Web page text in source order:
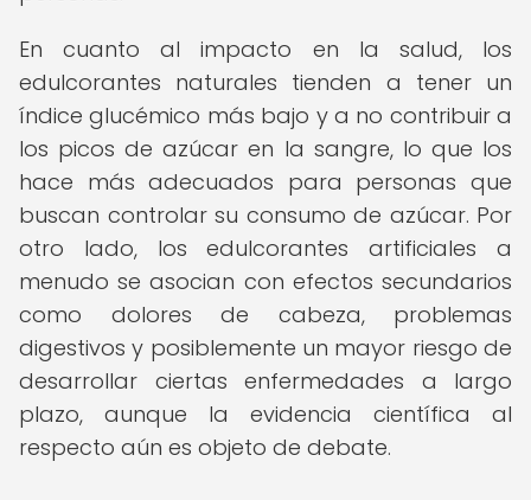
En cuanto al impacto en la salud, los
edulcorantes naturales tienden a tener un
índice glucémico más bajo y a no contribuir a
los picos de azúcar en la sangre, lo que los
hace más adecuados para personas que
buscan controlar su consumo de azúcar. Por
otro lado, los edulcorantes artificiales a
menudo se asocian con efectos secundarios
como dolores de cabeza, problemas
digestivos y posiblemente un mayor riesgo de
desarrollar ciertas enfermedades a largo
plazo, aunque la evidencia científica al
respecto aún es objeto de debate.